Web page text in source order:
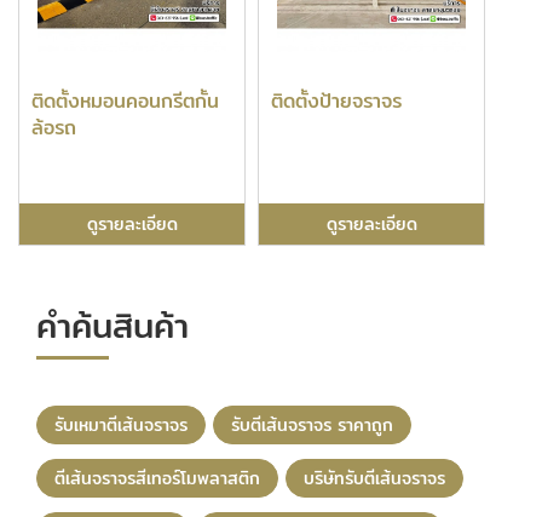
ติดตั้งหมอนคอนกรีตกั้น
ล้อรถ
ดูรายละเอียด
ติดตั้งป้ายจราจร
ดูรายละเอียด
คำค้นสินค้า
รับเหมาตีเส้นจราจร
รับตีเส้นจราจร ราคาถูก
ตีเส้นจราจรสีเทอร์โมพลาสติก
บริษัทรับตีเส้นจราจร